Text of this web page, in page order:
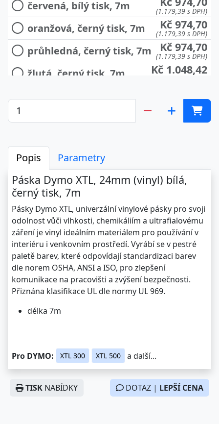
červená, bílý tisk, 7m (1.179,39 s DPH)
oranžová, černý tisk, 7m Kč 974,70
(1.179,39 s DPH)
průhledná, černý tisk, 7m Kč 974,70
(1.179,39 s DPH)
žlutá, černý tisk, 7m Kč 1.048,42
Popis Parametry
Páska Dymo XTL, 24mm (vinyl) bílá,
černý tisk, 7m
Pásky Dymo XTL, univerzální vinylové pásky pro svoji
odolnost vůči vlhkosti, chemikáliím a ultrafialovému
záření je vinyl ideálním materiálem pro používání v
interiéru i venkovním prostředí. Vyrábí se v pestré
paletě barev, které odpovídají standardizaci barev
dle norem OSHA, ANSI a ISO, pro zlepšení
komunikace na pracovišti a zvýšení bezpečnosti.
Přiznána klasifikace UL dle normy UL 969.
délka 7m
Pro DYMO: XTL 300 XTL 500 a další...
TISK NABÍDKY DOTAZ | LEPŠÍ CENA